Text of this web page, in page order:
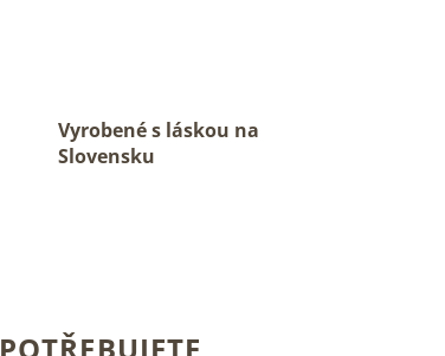
Vyrobené s láskou na
Slovensku